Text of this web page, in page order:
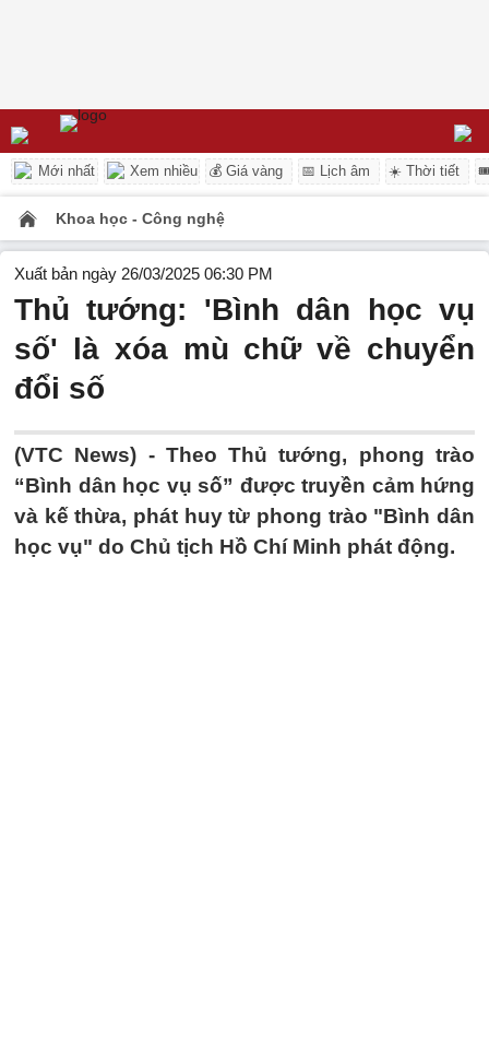
Mới nhất Xem nhiều 💰 Giá vàng 📅 Lịch âm ☀️ Thời tiết
Khoa học - Công nghệ
Xuất bản ngày 26/03/2025 06:30 PM
Thủ tướng: 'Bình dân học vụ
số' là xóa mù chữ về chuyển
đổi số
(VTC News) - Theo Thủ tướng, phong trào
“Bình dân học vụ số” được truyền cảm hứng
và kế thừa, phát huy từ phong trào "Bình dân
học vụ" do Chủ tịch Hồ Chí Minh phát động.